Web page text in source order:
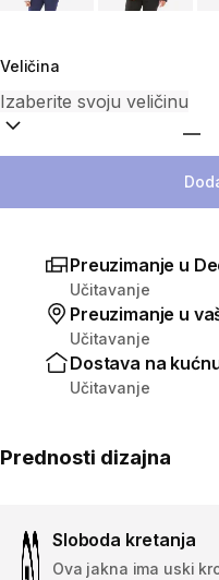
Veličina
Preuzimanje u
Učitavanje
Preuzimanje u
Učitavanje
Dostava na
Učitavanje
Prednosti dizajna
Sloboda kretanja
Ova jakna ima uski